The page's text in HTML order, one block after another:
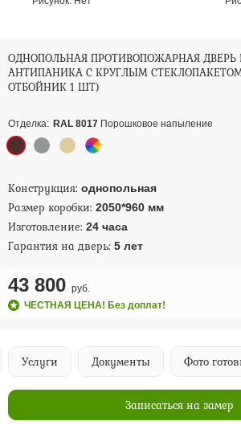
ОДНОПОЛЬНАЯ ПРОТИВОПОЖАРНАЯ ДВЕРЬ
АНТИПАНИКА С КРУГЛЫМ
ОТБОЙНИК 1 ШТ)
Отделка: RAL 8017 Порошковое напыление
Конструкция: однопольная
Размер коробки: 2050*960 мм
Изготовление: 24 часа
Гарантия на дверь: 5 лет
43 800 руб.
ЧЕСТНАЯ ЦЕНА! Без доплат!
Услуги Документы Фото
Записаться на замер